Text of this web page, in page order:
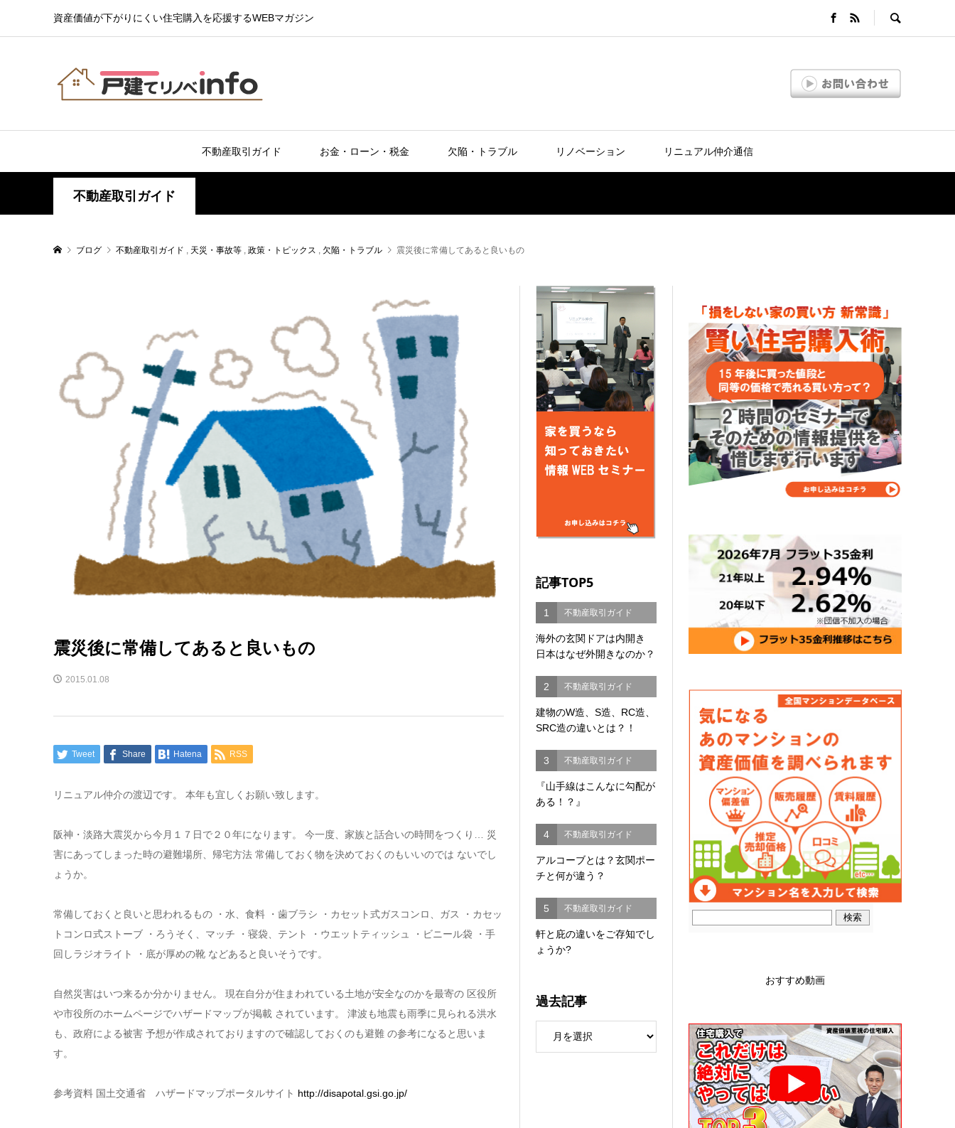
資産価値が下がりにくい住宅購入を応援するWEBマガジン
不動産取引ガイド お金・ローン・税金 欠陥・トラブル リノベーション リニュアル仲介通信
不動産取引ガイド
ブログ 不動産取引ガイド , 天災・事故等 , 政策・トピックス , 欠陥・トラブル 震災後に常備してあると良いもの
震災後に常備してあると良いもの
2015.01.08
Tweet Share Hatena RSS
リニュアル仲介の渡辺です。 本年も宜しくお願い致します。
阪神・淡路大震災から今月１７日で２０年になります。 今一度、家族と話合いの時間をつくり… 災
害にあってしまった時の避難場所、帰宅方法 常備しておく物を決めておくのもいいのでは ないでし
ょうか。
常備しておくと良いと思われるもの ・水、食料 ・歯ブラシ ・カセット式ガスコンロ、ガス ・カセッ
トコンロ式ストーブ ・ろうそく、マッチ ・寝袋、テント ・ウエットティッシュ ・ビニール袋 ・手
回しラジオライト ・底が厚めの靴 などあると良いそうです。
自然災害はいつ来るか分かりません。 現在自分が住まわれている土地が安全なのかを最寄の 区役所
や市役所のホームページでハザードマップが掲載 されています。 津波も地震も雨季に見られる洪水
も、政府による被害 予想が作成されておりますので確認しておくのも避難 の参考になると思いま
す。
参考資料 国土交通省 ハザードマップポータルサイト http://disapotal.gsi.go.jp/
記事TOP5
1 不動産取引ガイド
海外の玄関ドアは内開き
日本はなぜ外開きなのか？
2 不動産取引ガイド
建物のW造、S造、RC造、
SRC造の違いとは？！
3 不動産取引ガイド
『山手線はこんなに勾配が
ある！？』
4 不動産取引ガイド
アルコーブとは？玄関ポー
チと何が違う？
5 不動産取引ガイド
軒と庇の違いをご存知でし
ょうか?
過去記事
おすすめ動画